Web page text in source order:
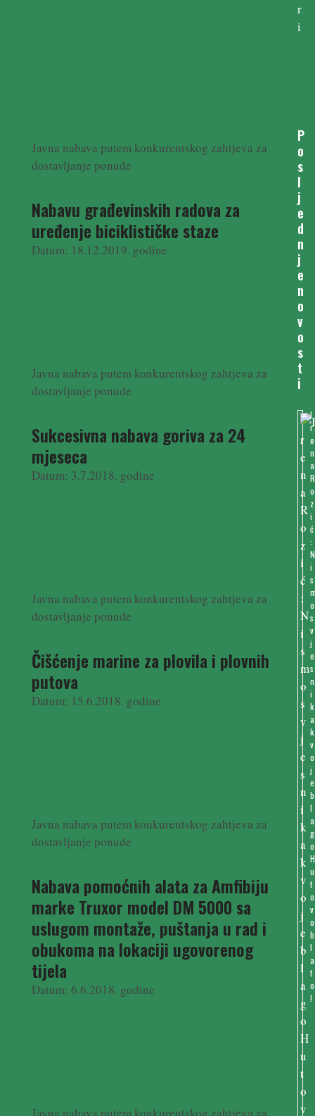
Javna nabava putem konkurentskog zahtjeva za
dostavljanje ponude
Nabavu građevinskih radova za
uređenje biciklističke staze
Datum: 18.12.2019. godine
Javna nabava putem konkurentskog zahtjeva za
dostavljanje ponude
Sukcesivna nabava goriva za 24
mjeseca
Datum: 3.7.2018. godine
Javna nabava putem konkurentskog zahtjeva za
dostavljanje ponude
Čišćenje marine za plovila i plovnih
putova
Datum: 15.6.2018. godine
Javna nabava putem konkurentskog zahtjeva za
dostavljanje ponude
Nabava pomoćnih alata za Amfibiju
marke Truxor model DM 5000 sa
uslugom montaže, puštanja u rad i
obukoma na lokaciji ugovorenog
tijela
Datum: 6.6.2018. godine
r
i
P
o
s
l
j
e
d
n
j
e
n
o
v
o
s
t
i
I
r
e
n
a
R
o
z
i
ć
:
N
i
s
o
s
v
j
e
s
n
i
k
a
k
v
o
j
e
b
l
a
g
o
H
u
t
o
v
o
b
l
a
t
o
!